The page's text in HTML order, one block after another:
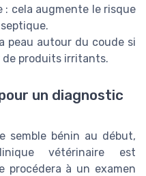
cela augmente le risque
peau autour du coude si
de produits irritants.
un diagnostic
semble bénin au début,
vétérinaire est
procédera à un examen